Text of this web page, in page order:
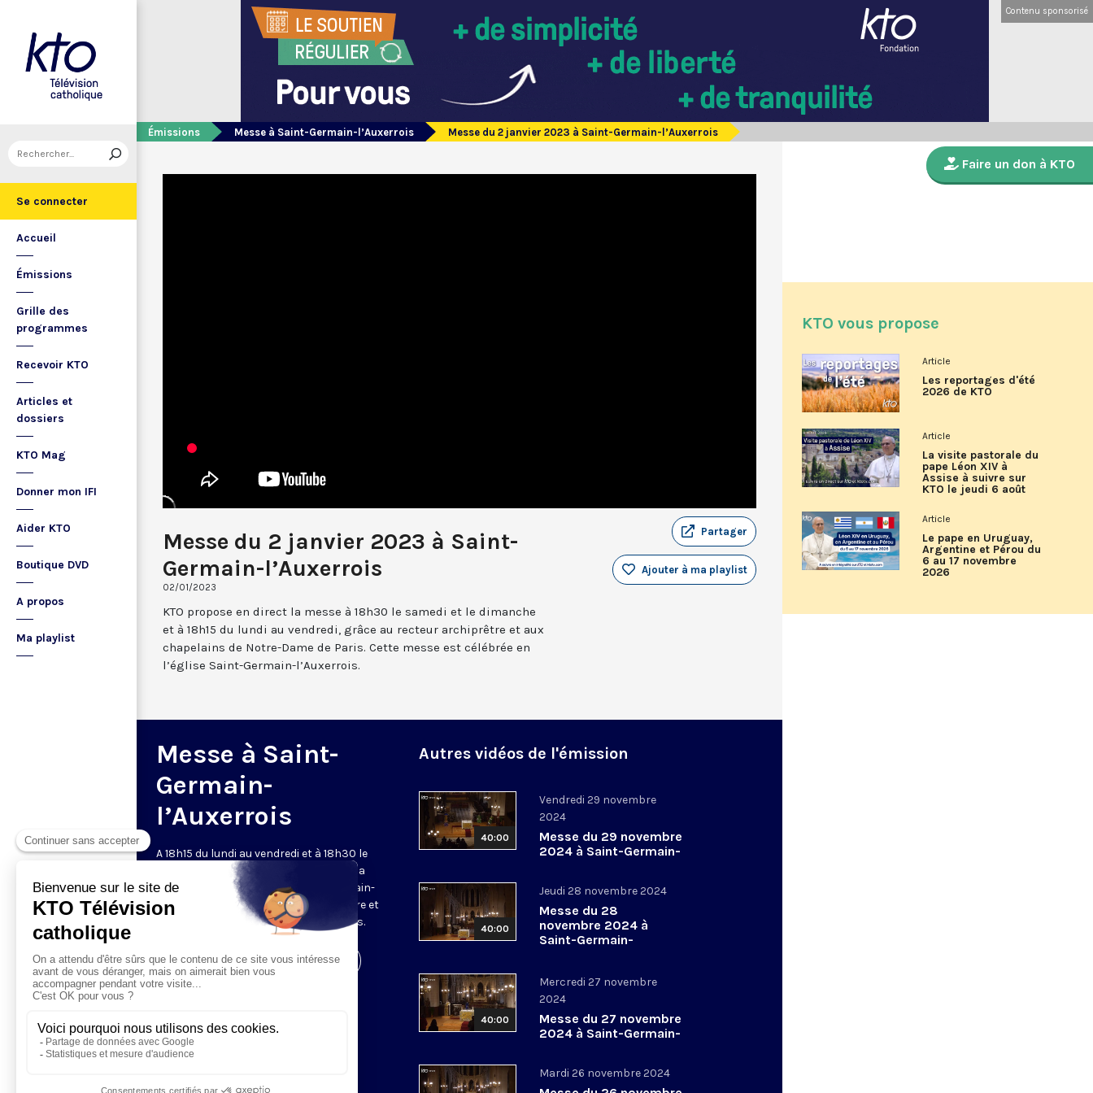
Se connecter
Accueil
Émissions
Grille des
programmes
Recevoir KTO
Articles et
dossiers
KTO Mag
Donner mon IFI
Aider KTO
Boutique DVD
A propos
Ma playlist
Contenu sponsorisé
Émissions Messe à Saint-Germain-l’Auxerrois Messe du 2 janvier 2023 à Saint-Germain-l’Auxerrois
Messe du 2 janvier 2023 à Saint-
Germain-l’Auxerrois
02/01/2023
Partager
Ajouter à ma playlist
KTO propose en direct la messe à 18h30 le samedi et le dimanche
et à 18h15 du lundi au vendredi, grâce au recteur archiprêtre et aux
chapelains de Notre-Dame de Paris. Cette messe est célébrée en
l’église Saint-Germain-l’Auxerrois.
Messe à Saint-
Germain-
l’Auxerrois
A 18h15 du lundi au vendredi et à 18h30 le
samedi et dimanche, KTO retransmet la
messe en direct de l'église Saint-Germain-
l'Auxerrois, grâce au recteur archiprêtre et
aux chapelains de Notre-Dame de Paris.
Visiter la page de l'émission
Autres vidéos de l'émission
40:00
Vendredi 29 novembre
2024
Messe du 29 novembre
2024 à Saint-Germain-
40:00
Jeudi 28 novembre 2024
Messe du 28
novembre 2024 à
Saint-Germain-
40:00
Mercredi 27 novembre
2024
Messe du 27 novembre
2024 à Saint-Germain-
Mardi 26 novembre 2024
Faire un don à KTO
KTO vous propose
Article
Les reportages d'été
2026 de KTO
Article
La visite pastorale du
pape Léon XIV à
Assise à suivre sur
KTO le jeudi 6 août
Article
Le pape en Uruguay,
Argentine et Pérou du
6 au 17 novembre
2026